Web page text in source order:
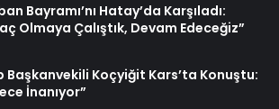
Bayramı’nı Hatay’da Karşıladı:
Olmaya Çalıştık, Devam Edeceğiz”
Başkanvekili Koçyiğit Kars’ta Konuştu:
İnanıyor”